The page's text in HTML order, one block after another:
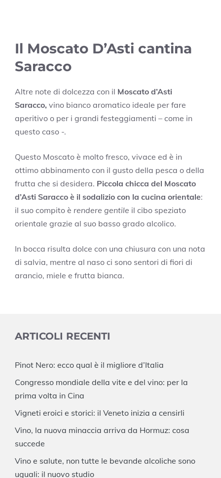
Il Moscato D’Asti cantina
Saracco
Altre note di dolcezza con il Moscato d’Asti
Saracco, vino bianco aromatico ideale per fare
aperitivo o per i grandi festeggiamenti – come in
questo caso -.
Questo Moscato è molto fresco, vivace ed è in
ottimo abbinamento con il gusto della pesca o della
frutta che si desidera. Piccola chicca del Moscato
d’Asti Saracco è il sodalizio con la cucina orientale:
il suo compito è rendere gentile il cibo speziato
orientale grazie al suo basso grado alcolico.
In bocca risulta dolce con una chiusura con una nota
di salvia, mentre al naso ci sono sentori di fiori di
arancio, miele e frutta bianca.
ARTICOLI RECENTI
Pinot Nero: ecco qual è il migliore d’Italia
Congresso mondiale della vite e del vino: per la
prima volta in Cina
Vigneti eroici e storici: il Veneto inizia a censirli
Vino, la nuova minaccia arriva da Hormuz: cosa
succede
Vino e salute, non tutte le bevande alcoliche sono
uguali: il nuovo studio